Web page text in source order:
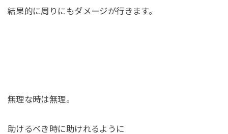
結果的に周りにもダメージが行きます。
無理な時は無理。
助けるべき時に助けれるように